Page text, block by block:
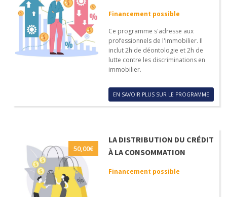
Financement possible
Ce programme s'adresse aux
professionnels de l'immobilier. Il
inclut 2h de déontologie et 2h de
lutte contre les discriminations en
immobilier.
EN SAVOIR PLUS SUR LE PROGRAMME
50,00€
LA DISTRIBUTION DU CRÉDIT
À LA CONSOMMATION
Financement possible